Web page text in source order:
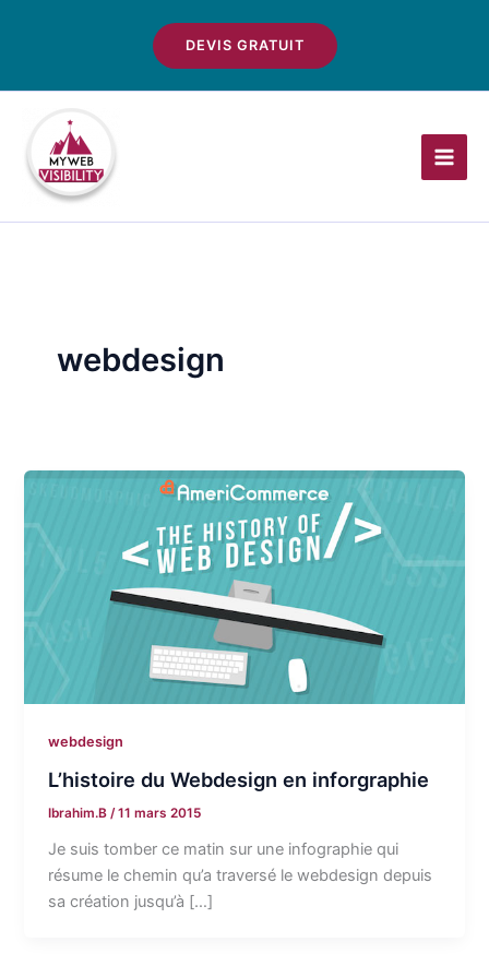
DEVIS GRATUIT
webdesign
webdesign
L’histoire du Webdesign en inforgraphie
Ibrahim.B /11 mars 2015
Je suis tomber ce matin sur une infographie qui
résume le chemin qu’a traversé le webdesign depuis
sa création jusqu’à […]